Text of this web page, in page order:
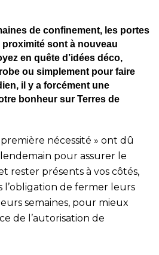
de confinement, les portes
sont à nouveau
en quête d’idées déco,
ou simplement pour faire
il y a forcément une
bonheur sur Terres de
nécessité » ont dû
pour assurer le
rester présents à vos côtés,
l’obligation de fermer leurs
semaines, pour mieux
de l’autorisation de